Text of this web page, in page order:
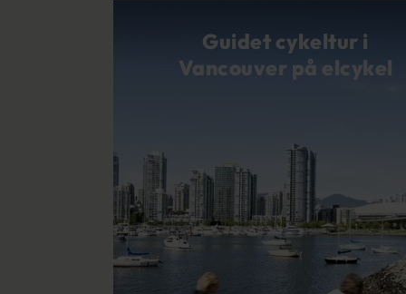
Guidet cykeltur i
Vancouver på elcykel